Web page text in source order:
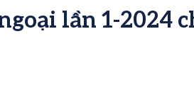
lần 1-2024